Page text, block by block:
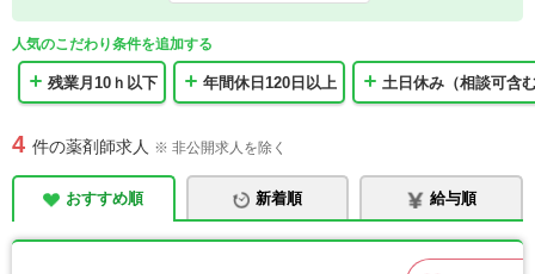
人気のこだわり条件を追加する
残業月10ｈ以下 年間休日120日以上 土日休み（相談可含
4 件の薬剤師求人 ※ 非公開求人を除く
おすすめ順 新着順 給与順